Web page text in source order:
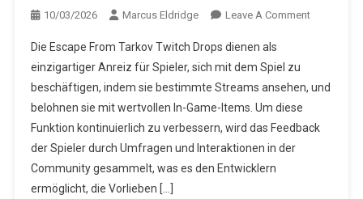
10/03/2026 Marcus Eldridge Leave A CommentOn
Twitch
Feedback-
Die Escape From Tarkov Twitch Drops dienen als
einzigartiger Anreiz für Spieler, sich mit dem Spiel zu
beschäftigen, indem sie bestimmte Streams ansehen, und
belohnen sie mit wertvollen In-Game-Items. Um diese
Funktion kontinuierlich zu verbessern, wird das Feedback
der Spieler durch Umfragen und Interaktionen in der
Community gesammelt, was es den Entwicklern
ermöglicht, die Vorlieben […]